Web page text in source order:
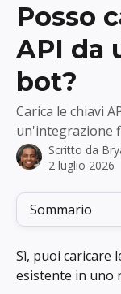
Posso
API da
bot?
Carica le chiavi
un'integrazione
Scritto da
2 luglio 2026
Sommario
Sì, puoi caricare
esistente in uno